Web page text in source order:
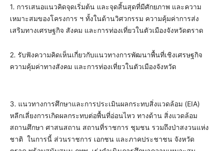
1. การเสนอแนวคิดจุดเริ่มต้น และจุดสิ้นสุดที่มีศักยภาพ และความ
เหมาะสมของโครงการ ฯ ทั้งในด้านวิศวกรรม ความคุ้มค่าการส่ง
เสริมทางเศรษฐกิจ สังคม และการท่องเที่ยวในตัวเมืองจังหวัดตราด
2. รับฟังความคิดเห็นเกี่ยวกับแนวทางการพัฒนาพื้นที่เชิงเศรษฐกิจ
ความคุ้มค่าทางสังคม และการท่องเที่ยวในตัวเมืองจังหวัด
3. แนวทางการศึกษาและการประเมินผลกระทบสิ่งแวดล้อม (EIA)
หลีกเลี่ยงการเกิดผลกระทบต่อพื้นที่อ่อนไหว ทางด้าน สิ่งแวดล้อม
สถานศึกษา ศาสนสถาน สถานที่ราชการ ชุมชน รวมถึงป่าสงวนแห่ง
ชาติ ในการนี้ ส่วนราชการ เอกชน และภาคประชาชน จังหวัด